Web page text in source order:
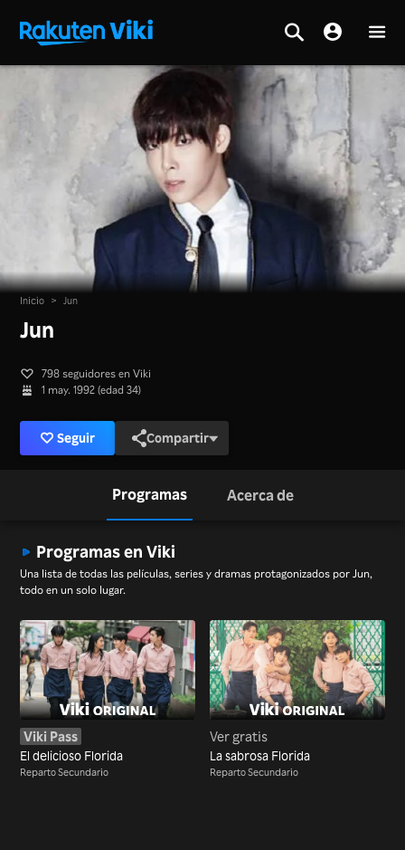
Inicio > Jun
Jun
798 seguidores en Viki
1 may. 1992 (edad 34)
Seguir Compartir
Programas Acerca de
Programas en Viki
Una lista de todas las películas, series y dramas protagonizados por Jun,
todo en un solo lugar.
Viki Pass
El delicioso Florida
Reparto Secundario
Ver gratis
La sabrosa Florida
Reparto Secundario